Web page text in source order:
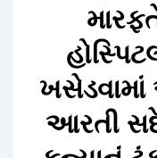
આરતી